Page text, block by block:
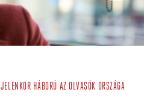
JELENKOR HÁBORÚ AZ OLVASÓK ORSZÁGA